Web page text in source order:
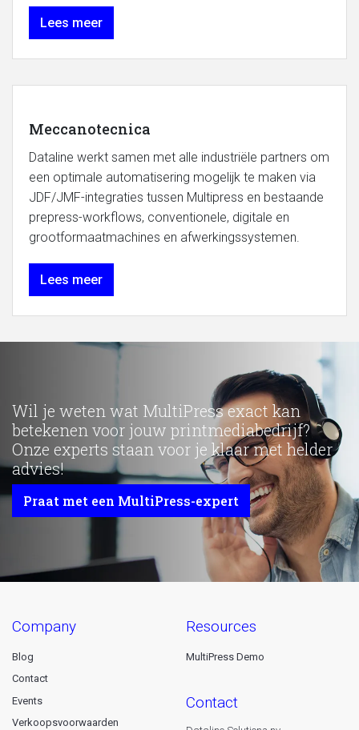
Lees meer
Meccanotecnica
Dataline werkt samen met alle industriële partners om
een optimale automatisering mogelijk te maken via
JDF/JMF-integraties tussen Multipress en bestaande
prepress-workflows, conventionele, digitale en
grootformaatmachines en afwerkingssystemen.
Lees meer
Wil je weten wat MultiPress exact kan
betekenen voor jouw printmediabedrijf?
Onze experts staan voor je klaar met helder
advies!
Praat met een MultiPress-expert
company
Blog
Contact
Events
Verkoopsvoorwaarden
resources
MultiPress Demo
contact